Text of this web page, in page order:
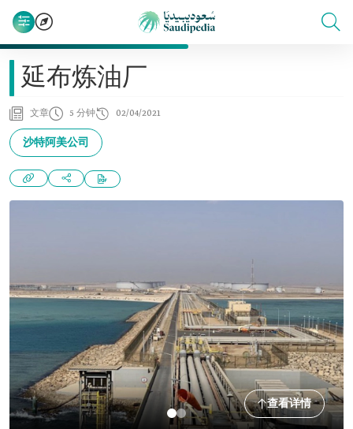
延布炼油厂
文章 5 分钟 02/04/2021
沙特阿美公司
查看详情